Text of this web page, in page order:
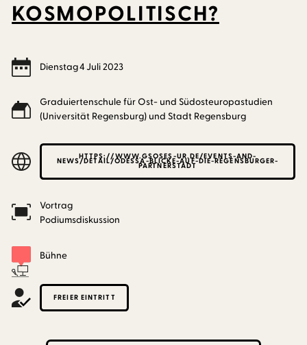
KOSMOPOLITISCH?
Dienstag4 Juli2023
Graduiertenschule für Ost- und Südosteuropastudien
(Universität Regensburg) und Stadt Regensburg
HTTPS://WWW.GSOSES-UR.DE/EVENTS-AND-
NEWS/DETAIL/ODESSA-BLICKE-AUF-DIE-REGENSBURGER-
PARTNERSTADT
Vortrag
Podiumsdiskussion
Bühne
FREIER EINTRITT